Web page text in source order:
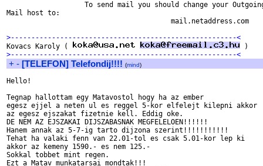
To send mail you should change your
Mail host to:
                                        mail.netaddress.com
>-------------------------------------------------------<
Kovacs Karoly (
>-------------------------------------------------------<
+ - [TELEFON] Telefondij!!!! (mind)
Hello!
Tegnap hallottam egy Matavostol hogy ha az ember
egesz ejjel a neten ul es reggel 5-kor elfelejt kilepni akkor
az egesz ejszakat fizetnie kell. Eddig oke.
DE NEM AZ EJSZAKAI DIJSZABASNAK MEGFELELOEN!!!!!!
Hanem annak az 5-7-ig tarto dijzona szerint!!!!!!!!!!!
Tehat ha valaki fenn van 22.01-tol es csak 5.01-kor lep ki
akkor az kemeny 1590.- es nem 125.-
Sokkal tobbet mint regen.
Ezt a Matav munkatarsai mondtak!!!